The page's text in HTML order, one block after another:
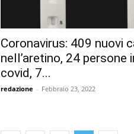
Coronavirus: 409 nuovi
nell’aretino, 24 persone
covid, 7...
redazione - Febbraio 23, 2022